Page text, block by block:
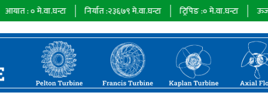
निर्यात :२३६७९ मे.वा.घन्टा ट्रिपिङ :०मे.वा.घन्टा ऊर्जा माग :७३४८५